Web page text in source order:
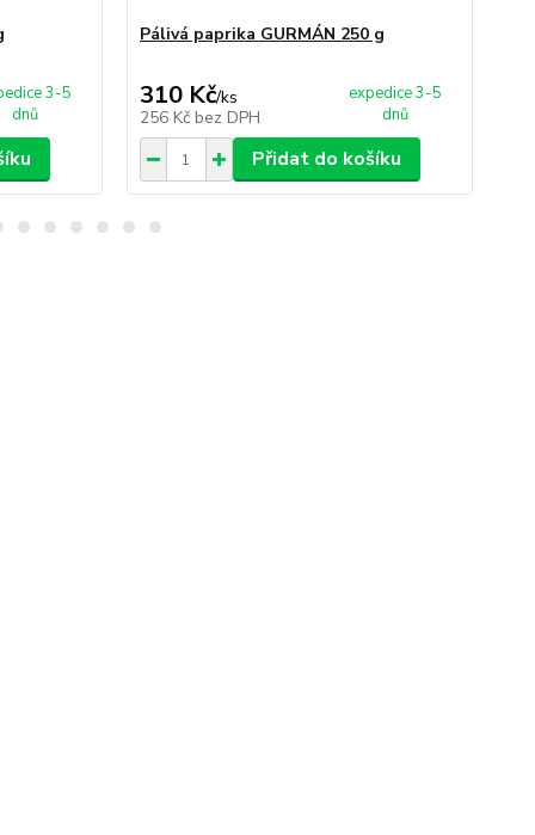
3-5
dnů
Pálivá paprika GURMÁN 250 g
310 Kč/ks
256 Kč bez DPH
expedice 3-5
dnů
Přidat do košíku